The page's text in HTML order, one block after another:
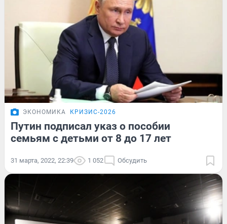
ЭКОНОМИКА КРИЗИС-2026
Путин подписал указ о пособии
семьям с детьми от 8 до 17 лет
31 марта, 2022, 22:39 1 052 Обсудить